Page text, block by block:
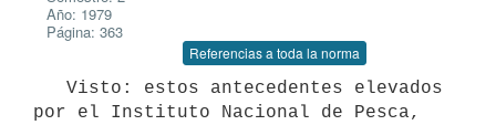
Año: 1979
Página: 363
Referencias a toda la norma
por el Instituto Nacional de Pesca,